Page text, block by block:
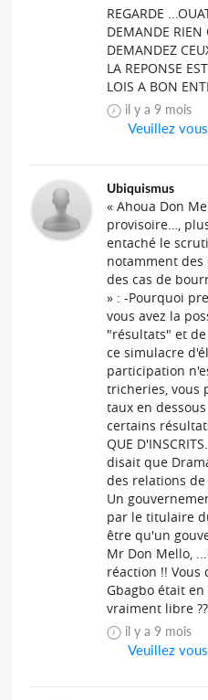
REGARDE
DEMANDE RIEN
DEMANDEZ
LA REPONSE
LOIS A BON
il y a 9 mois
Veuillez
Ubiquismus
« Ahoua Don
provisoire…,
entaché le
notamment des
des cas de
» : -Pourquoi
vous avez la
"résultats" et
ce simulacre
participation
tricheries, vous
taux en
certains
QUE
disait que
des relations
Un
par le titulaire
être qu'un
Mr Don Mello,
réaction !!
Gbagbo était
vraiment libre
il y a 9 mois
Veuillez